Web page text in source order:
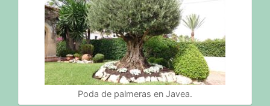
Poda de palmeras en Javea.